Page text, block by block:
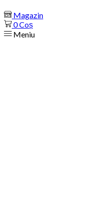
Magazin
0Coș
Meniu